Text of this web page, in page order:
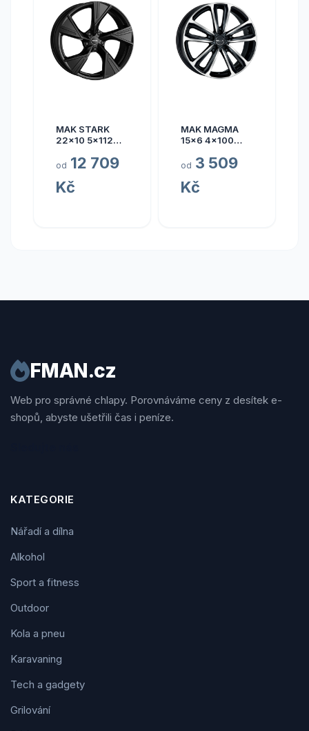
MAK STARK
22x10 5x112
od 12 709
Kč
MAK MAGMA
15x6 4x100
od 3 509
Kč
FMAN.cz
Web pro správné chlapy. Porovnáváme ceny z desítek e-
shopů, abyste ušetřili čas i peníze.
KATEGORIE
Nářadí a dílna
Alkohol
Sport a fitness
Outdoor
Kola a pneu
Karavaning
Tech a gadgety
Grilování